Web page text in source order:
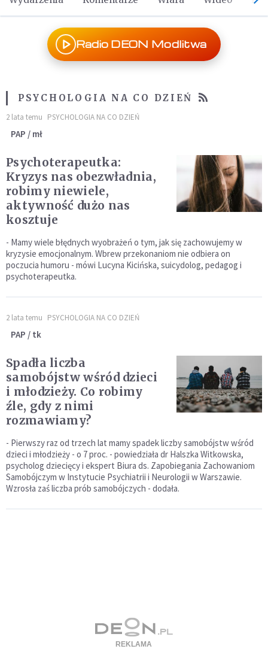
Radio DEON Modlitwa
PSYCHOLOGIA NA CO DZIEŃ
2 lata temu PSYCHOLOGIA NA CO DZIEŃ
PAP / mł
Psychoterapeutka:
Kryzys nas obezwładnia,
robimy niewiele,
aktywność dużo nas
kosztuje
- Mamy wiele błędnych wyobrażeń o tym, jak się zachowujemy w
kryzysie emocjonalnym. Wbrew przekonaniom nie odbiera on
poczucia humoru - mówi Lucyna Kicińska, suicydolog, pedagog i
psychoterapeutka.
2 lata temu PSYCHOLOGIA NA CO DZIEŃ
PAP / tk
Spadła liczba
samobójstw wśród dzieci
i młodzieży. Co robimy
źle, gdy z nimi
rozmawiamy?
- Pierwszy raz od trzech lat mamy spadek liczby samobójstw wśród
dzieci i młodzieży - o 7 proc. - powiedziała dr Halszka Witkowska,
psycholog dziecięcy i ekspert Biura ds. Zapobiegania Zachowaniom
Samobójczym w Instytucie Psychiatrii i Neurologii w Warszawie.
Wzrosła zaś liczba prób samobójczych - dodała.